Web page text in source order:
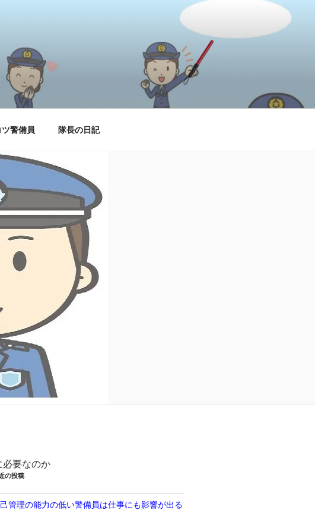
警備員 隊長の日記
必要なのか
の投稿
管理の能力の低い警備員は仕事にも影響が出る